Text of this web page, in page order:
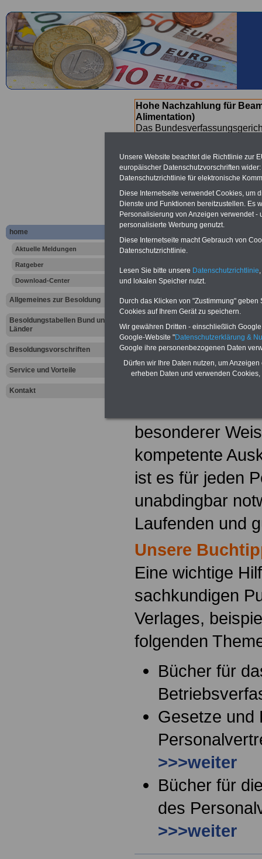
home
Aktuelle Meldungen
Ratgeber
Download-Center
Allgemeines zur Besoldung
Besoldungstabellen Bund und
Länder
Besoldungsvorschriften
Service und Vorteile
Kontakt
Hohe Nachzahlung für
Alimentation)
Das
(Beamte &
Nachzahlungen
Beamtezwischen mind.
SERVICE gibt hierzu eine
dem Beschluss des
wird (wahrscheinlich im
Broschüre.
Werbung mit Textlink:
250 Euro können Sie einen
Banner für drei Monate
Website eingeblendet wird.
ausfüllenoder eineE-Mail
besonderer
kompetente
ist es für jeden
unabdingbar
Laufenden und
Unsere
Eine wichtige
sachkundigen
Verlages,
folgenden
Bücher für
Gesetze und
>>>weiter
Bücher für
des
>>>weiter
Unsere Website beachtet die Richtlinie zur
europäischer Datenschutzvorschriften
Datenschutzrichtlinie für elektronische
Diese Internetseite verwendet Cookies, um
Dienste und Funktionen bereitzustellen. Es
Personalisierung von Anzeigen verwendet
personalisierte Werbung genutzt.
Diese Internetseite macht Gebrauch von
Datenschutzrichtlinie.
Lesen Sie bitte unsere Datenschutzrichtlinie
und lokalen Speicher nutzt.
Durch das Klicken von "Zustimmung"
Cookies auf Ihrem Gerät zu speichern.
Wir gewähren Dritten - einschließlich
Google-Website "Datenschutzerklärung &
Google ihre personenbezogenen Daten
Dürfen wir Ihre Daten nutzen, um
erheben Daten und verwenden